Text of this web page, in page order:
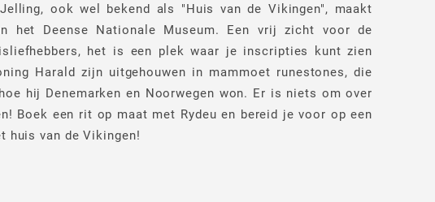
ook wel bekend als "Huis van de Vikingen", maakt
het Deense Nationale Museum. Een vrij zicht voor de
het is een plek waar je inscripties kunt zien
Harald zijn uitgehouwen in mammoet runestones, die
hij Denemarken en Noorwegen won. Er is niets om over
Boek een rit op maat met Rydeu en bereid je voor op een
huis van de Vikingen!